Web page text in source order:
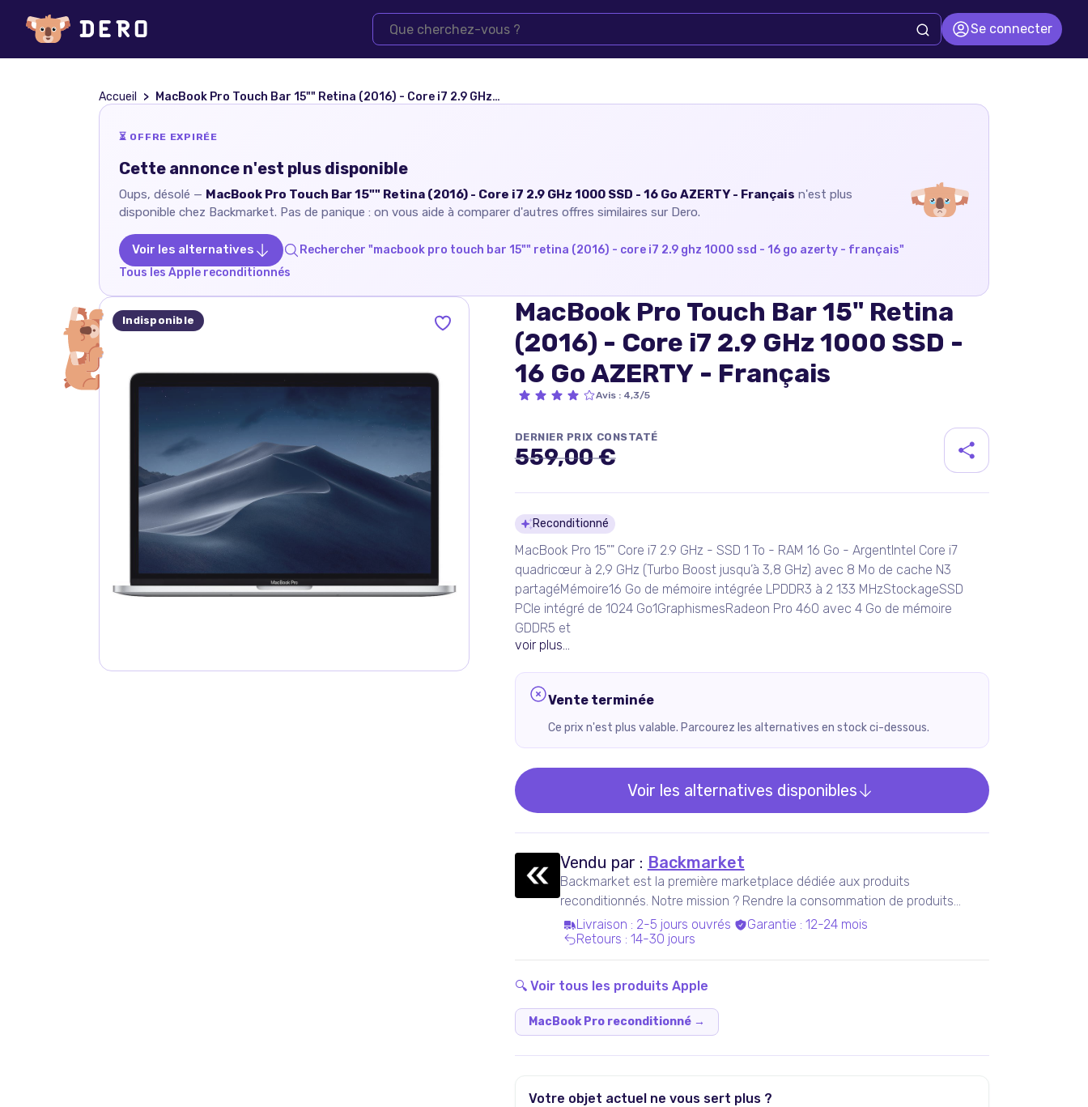
Se connecter
Accueil MacBook Pro Touch Bar 15"" Retina (2016) - Core i7 2.9 GHz 1000 SSD - 16 Go AZERTY - Français
⏳ OFFRE EXPIRÉE
Cette annonce n'est plus disponible
Oups, désolé — MacBook Pro Touch Bar 15"" Retina (2016) - Core i7 2.9 GHz 1000 SSD - 16 Go AZERTY - Français n'est plus
disponible chez Backmarket. Pas de panique : on vous aide à comparer d'autres offres similaires sur Dero.
Voir les alternatives Rechercher "macbook pro touch bar 15"" retina (2016) - core i7 2.9 ghz 1000 ssd - 16 go azerty - français"
Tous les Apple reconditionnés
Indisponible
MacBook Pro Touch Bar 15" Retina
(2016) - Core i7 2.9 GHz 1000 SSD -
16 Go AZERTY - Français
Avis: 4,3/5
DERNIER PRIX CONSTATÉ
559,00 €
Détails du produit
Reconditionné
MacBook Pro 15"" Core i7 2.9 GHz - SSD 1 To - RAM 16 Go - ArgentIntel Core i7
quadricœur à 2,9 GHz (Turbo Boost jusqu’à 3,8 GHz) avec 8 Mo de cache N3
partagéMémoire16 Go de mémoire intégrée LPDDR3 à 2 133 MHzStockageSSD
PCIe intégré de 1024 Go1GraphismesRadeon Pro 460 avec 4 Go de mémoire
GDDR5 et
voir plus...
Vente terminée
Ce prix n'est plus valable. Parcourez les alternatives en stock ci-dessous.
Voir les alternatives disponibles
Vendu par : Backmarket
Backmarket est la première marketplace dédiée aux produits
reconditionnés. Notre mission ? Rendre la consommation de produits
ressuscités mainstream.
Livraison : 2-5 jours ouvrés Garantie : 12-24 mois
Retours : 14-30 jours
🔍 Voir tous les produits Apple
MacBook Pro reconditionné→
Votre objet actuel ne vous sert plus ?